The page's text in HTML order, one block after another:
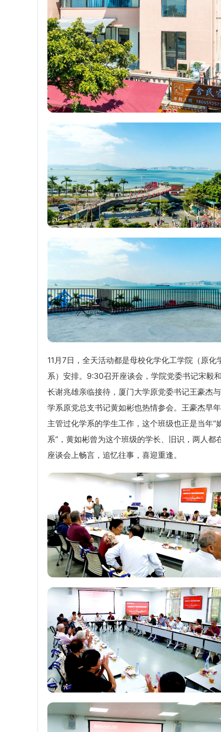
11月7日，全天活动都是母校化学化工学院（原化
系）安排。9:30召开座谈会，学院党委书记宋毅
长谢兆雄亲临接待，厦门大学原党委书记王豪杰
学系原党总支书记黄如彬也热情参会。王豪杰早
主管过化学系的学生工作，这个班级也正是当年“
系”，黄如彬曾为这个班级的学长、旧识，两人都
座谈会上畅言，追忆往事，喜迎重逢。